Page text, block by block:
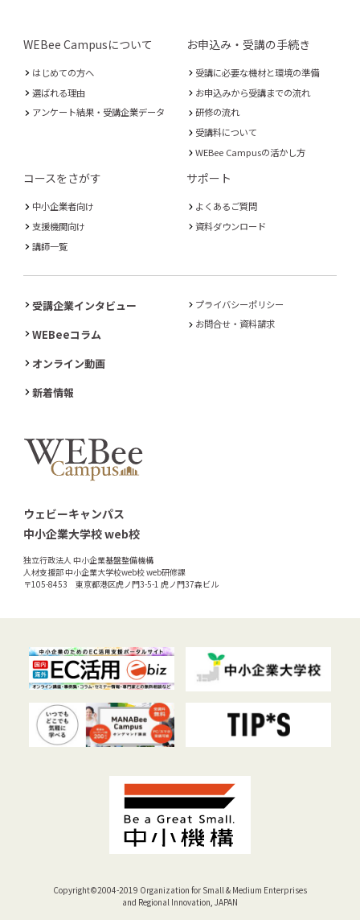
WEBee Campusについて
はじめての方へ
選ばれる理由
アンケート結果・受講企業データ
お申込み・受講の手続き
受講に必要な機材と環境の準備
お申込みから受講までの流れ
研修の流れ
受講料について
WEBee Campusの活かし方
コースをさがす
中小企業者向け
支援機関向け
講師一覧
サポート
よくあるご質問
資料ダウンロード
受講企業インタビュー
WEBeeコラム
オンライン動画
新着情報
プライバシーポリシー
お問合せ・資料請求
ウェビーキャンパス
中小企業大学校 web校
独立行政法人 中小企業基盤整備機構
人材支援部 中小企業大学校web校 web研修課
〒105-8453 東京都港区虎ノ門3-5-1 虎ノ門37森ビル
Copyright©2004-2019 Organization for Small & Medium Enterprises
and Regional Innovation, JAPAN